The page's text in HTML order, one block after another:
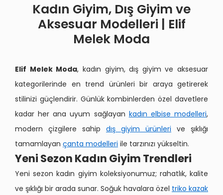
Kadın Giyim, Dış Giyim ve
Aksesuar Modelleri | Elif
Melek Moda
Elif Melek Moda, kadın giyim, dış giyim ve aksesuar
kategorilerinde en trend ürünleri bir araya getirerek
stilinizi güçlendirir. Günlük kombinlerden özel davetlere
kadar her ana uyum sağlayan kadın elbise modelleri,
modern çizgilere sahip dış giyim ürünleri ve şıklığı
tamamlayan çanta modelleri ile tarzınızı yükseltin.
Yeni Sezon Kadın Giyim Trendleri
Yeni sezon kadın giyim koleksiyonumuz; rahatlık, kalite
ve şıklığı bir arada sunar. Soğuk havalara özel triko kazak